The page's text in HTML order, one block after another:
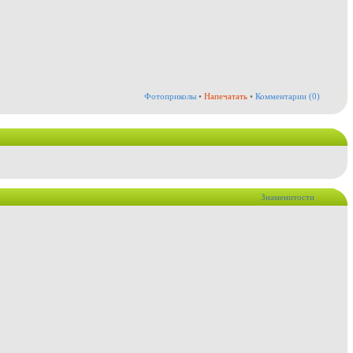
Фотоприколы • Напечатать • Комментарии (0)
Знаменитости